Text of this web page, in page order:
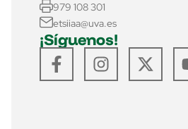
979 108 301
etsiiaa@uva.es
¡Síguenos!